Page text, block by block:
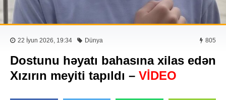
22 İyun 2026, 19:34 Dünya 805
Dostunu həyatı bahasına xilas edən
Xızırın meyiti tapıldı – VİDEO